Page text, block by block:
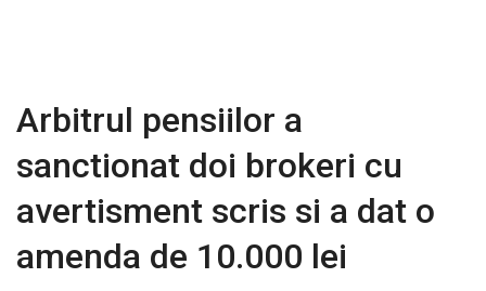
Arbitrul pensiilor a
sanctionat doi brokeri cu
avertisment scris si a dat o
amenda de 10.000 lei